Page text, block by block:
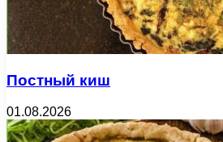
Постный киш
01.08.2026